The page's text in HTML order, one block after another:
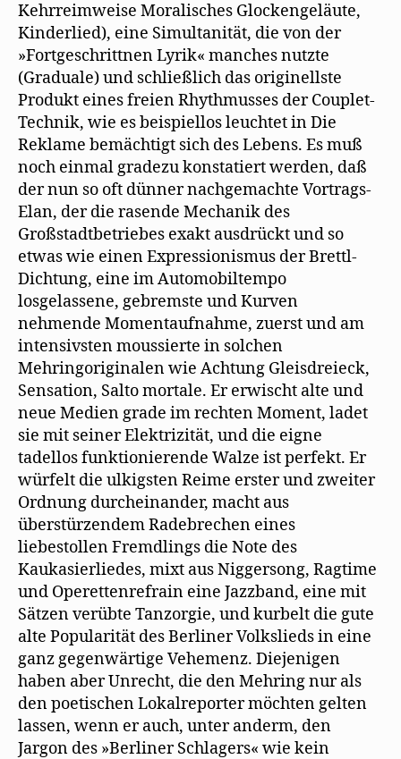
Kehrreimweise Moralisches Glockengeläute,
Kinderlied), eine Simultanität, die von der
»Fortgeschrittnen Lyrik« manches nutzte
(Graduale) und schließlich das originellste
Produkt eines freien Rhythmusses der Couplet-
Technik, wie es beispiellos leuchtet in Die
Reklame bemächtigt sich des Lebens. Es muß
noch einmal gradezu konstatiert werden, daß
der nun so oft dünner nachgemachte Vortrags-
Elan, der die rasende Mechanik des
Großstadtbetriebes exakt ausdrückt und so
etwas wie einen Expressionismus der Brettl-
Dichtung, eine im Automobiltempo
losgelassene, gebremste und Kurven
nehmende Momentaufnahme, zuerst und am
intensivsten moussierte in solchen
Mehringoriginalen wie Achtung Gleisdreieck,
Sensation, Salto mortale. Er erwischt alte und
neue Medien grade im rechten Moment, ladet
sie mit seiner Elektrizität, und die eigne
tadellos funktionierende Walze ist perfekt. Er
würfelt die ulkigsten Reime erster und zweiter
Ordnung durcheinander, macht aus
überstürzendem Radebrechen eines
liebestollen Fremdlings die Note des
Kaukasierliedes, mixt aus Niggersong, Ragtime
und Operettenrefrain eine Jazzband, eine mit
Sätzen verübte Tanzorgie, und kurbelt die gute
alte Popularität des Berliner Volkslieds in eine
ganz gegenwärtige Vehemenz. Diejenigen
haben aber Unrecht, die den Mehring nur als
den poetischen Lokalreporter möchten gelten
lassen, wenn er auch, unter anderm, den
Jargon des »Berliner Schlagers« wie kein